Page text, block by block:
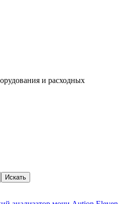
и расходных